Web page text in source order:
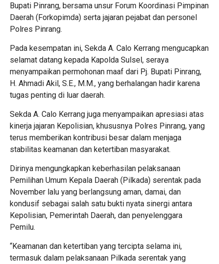
Bupati Pinrang, bersama unsur Forum Koordinasi Pimpinan
Daerah (Forkopimda) serta jajaran pejabat dan personel
Polres Pinrang.
Pada kesempatan ini, Sekda A. Calo Kerrang mengucapkan
selamat datang kepada Kapolda Sulsel, seraya
menyampaikan permohonan maaf dari Pj. Bupati Pinrang,
H. Ahmadi Akil, S.E., M.M., yang berhalangan hadir karena
tugas penting di luar daerah.
Sekda A. Calo Kerrang juga menyampaikan apresiasi atas
kinerja jajaran Kepolisian, khususnya Polres Pinrang, yang
terus memberikan kontribusi besar dalam menjaga
stabilitas keamanan dan ketertiban masyarakat.
Dirinya mengungkapkan keberhasilan pelaksanaan
Pemilihan Umum Kepala Daerah (Pilkada) serentak pada
November lalu yang berlangsung aman, damai, dan
kondusif sebagai salah satu bukti nyata sinergi antara
Kepolisian, Pemerintah Daerah, dan penyelenggara
Pemilu.
“Keamanan dan ketertiban yang tercipta selama ini,
termasuk dalam pelaksanaan Pilkada serentak yang